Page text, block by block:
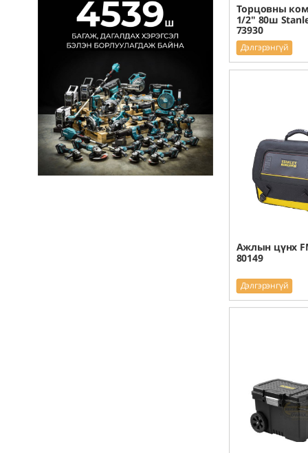
Торцовны
1/2" 80ш
73930
Дэлгэрэнгүй
Ажлын цүнх
80149
Дэлгэрэнгүй